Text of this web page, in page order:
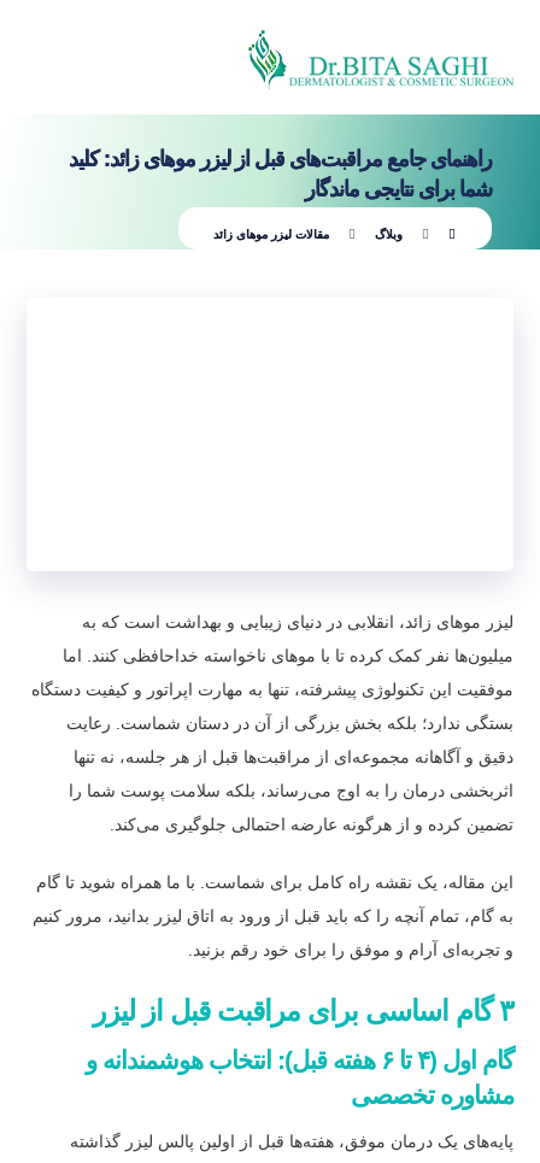
راهنمای جامع مراقبت‌های قبل از لیزر موهای زائد: کلید
شما برای نتایجی ماندگار
وبلاگ مقالات لیزر موهای زائد
لیزر موهای زائد، انقلابی در دنیای زیبایی و بهداشت است که به
میلیون‌ها نفر کمک کرده تا با موهای ناخواسته خداحافظی کنند. اما
موفقیت این تکنولوژی پیشرفته، تنها به مهارت اپراتور و کیفیت دستگاه
بستگی ندارد؛ بلکه بخش بزرگی از آن در دستان شماست. رعایت
دقیق و آگاهانه مجموعه‌ای از مراقبت‌ها قبل از هر جلسه، نه تنها
اثربخشی درمان را به اوج می‌رساند، بلکه سلامت پوست شما را
تضمین کرده و از هرگونه عارضه احتمالی جلوگیری می‌کند.
این مقاله، یک نقشه راه کامل برای شماست. با ما همراه شوید تا گام
به گام، تمام آنچه را که باید قبل از ورود به اتاق لیزر بدانید، مرور کنیم
و تجربه‌ای آرام و موفق را برای خود رقم بزنید.
۳ گام اساسی برای مراقبت قبل از لیزر
گام اول (۴ تا ۶ هفته قبل): انتخاب هوشمندانه و
مشاوره تخصصی
پایه‌های یک درمان موفق، هفته‌ها قبل از اولین پالس لیزر گذاشته